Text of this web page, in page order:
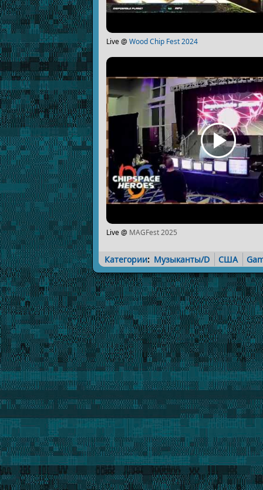
Live @ Wood Chip Fest 2024
Live @ MAGFest 2025
Категории: Музыканты/D США